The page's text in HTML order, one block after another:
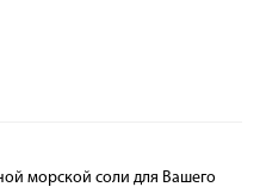
морской соли для Вашего